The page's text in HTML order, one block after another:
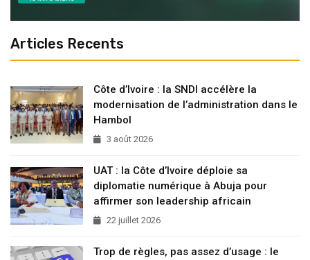
Articles Recents
Côte d’Ivoire : la SNDI accélère la
modernisation de l’administration dans le
Hambol
3 août 2026
UAT : la Côte d’Ivoire déploie sa
diplomatie numérique à Abuja pour
affirmer son leadership africain
22 juillet 2026
Trop de règles, pas assez d’usage : le